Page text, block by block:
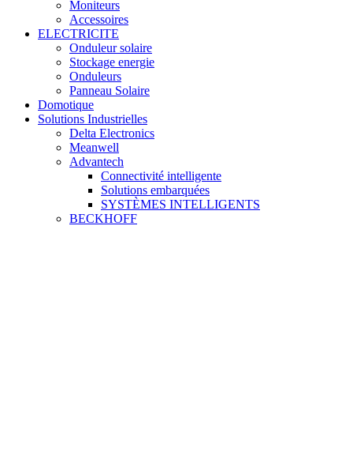
Moniteurs
Accessoires
ELECTRICITE
Onduleur solaire
Stockage energie
Onduleurs
Panneau Solaire
Domotique
Solutions Industrielles
Delta Electronics
Meanwell
Advantech
Connectivité intelligente
Solutions embarquées
SYSTÈMES INTELLIGENTS
BECKHOFF